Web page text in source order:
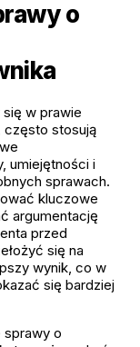
o
w prawie
często stosują
umiejętności i
sprawach.
kluczowe
argumentację
przed
się na
wynik, co w
się bardziej
sprawy o